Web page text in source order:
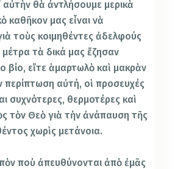
αὐτὴν θὰ ἀντλήσουμε μερικὰ
καθῆκον μας εἶναι νὰ
τοὺς κοιμηθέντες ἀδελφούς
τὰ δικά μας ἔζησαν
βίο, εἴτε ἁμαρτωλὸ καὶ μακρὰν
περίπτωση αὐτή, οἱ προσευχές
συχνότερες, θερμοτέρες καὶ
τὸν Θεὸ γιὰ τὴν ἀνάπαυση τῆς
χωρὶς μετάνοια.
ποὺ ἀπευθύνονται ἀπὸ ἐμᾶς